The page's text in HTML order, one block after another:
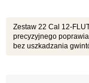
Zestaw 22 Cal 12-
precyzyjnego
bez uszkadzania